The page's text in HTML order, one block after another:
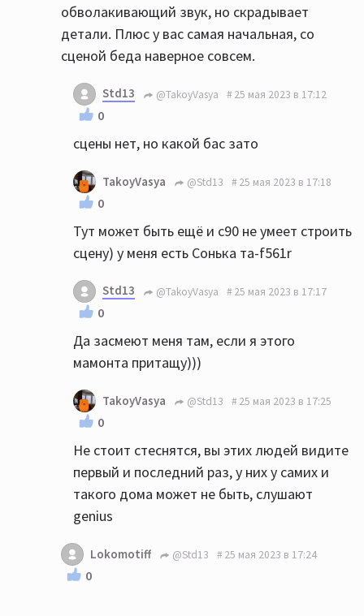
обволакивающий звук, но скрадывает
детали. Плюс у вас самая начальная, со
сценой беда наверное совсем.
Std13 @TakoyVasya 25 мая 2023 в 17:12
0
сцены нет, но какой бас зато
TakoyVasya @Std13 25 мая 2023 в 17:18
0
Тут может быть ещё и с90 не умеет строить
сцену) у меня есть Сонька та-f561r
Std13 @TakoyVasya 25 мая 2023 в 17:17
0
Да засмеют меня там, если я этого
мамонта притащу)))
TakoyVasya @Std13 25 мая 2023 в 17:25
0
Не стоит стеснятся, вы этих людей видите
первый и последний раз, у них у самих и
такого дома может не быть, слушают
genius
Lokomotiff @Std13 25 мая 2023 в 17:24
0